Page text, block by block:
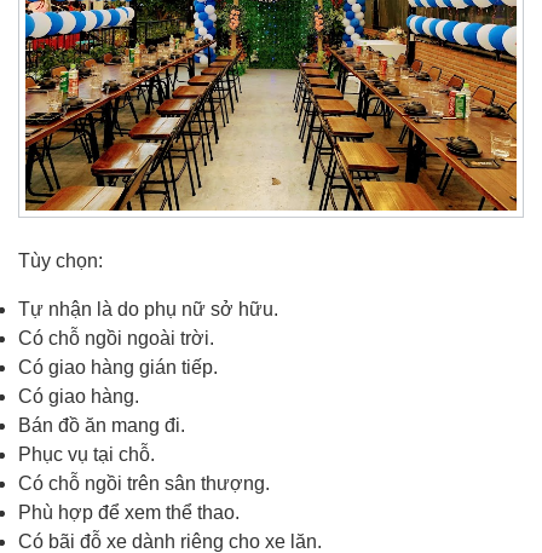
Tùy chọn:
Tự nhận là do phụ nữ sở hữu.
Có chỗ ngồi ngoài trời.
Có giao hàng gián tiếp.
Có giao hàng.
Bán đồ ăn mang đi.
Phục vụ tại chỗ.
Có chỗ ngồi trên sân thượng.
Phù hợp để xem thể thao.
Có bãi đỗ xe dành riêng cho xe lăn.